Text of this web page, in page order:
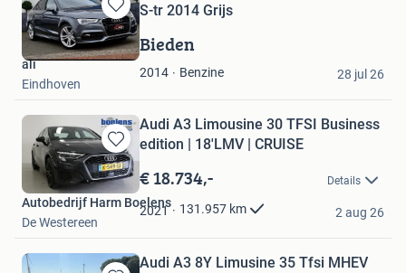
Bewaren
in
Mijn
Favorieten
S-tr 2014 Grijs
Bieden
2014 Benzine
ali
Eindhoven
28 jul 26
Bewaren
in
Mijn
Favorieten
Audi A3 Limousine 30 TFSI Business
edition | 18'LMV | CRUISE
€ 18.734,- Details
2021 131.957 km
Autobedrijf Harm Boelens
De Westereen
2 aug 26
Audi A3 8Y Limusine 35 Tfsi MHEV